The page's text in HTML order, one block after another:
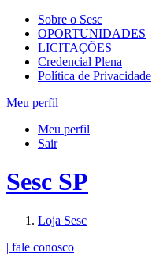
Sobre o Sesc
OPORTUNIDADES
LICITAÇÕES
Credencial Plena
Política de Privacidade
Meu perfil
Meu perfil
Sair
Sesc SP
Loja Sesc
| fale conosco